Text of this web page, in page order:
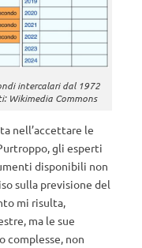
intercalari dal 1972
Wikimedia Commons
nell’accettare le
gli esperti
disponibili non
sulla previsione del
mi risulta,
ma le sue
complesse, non